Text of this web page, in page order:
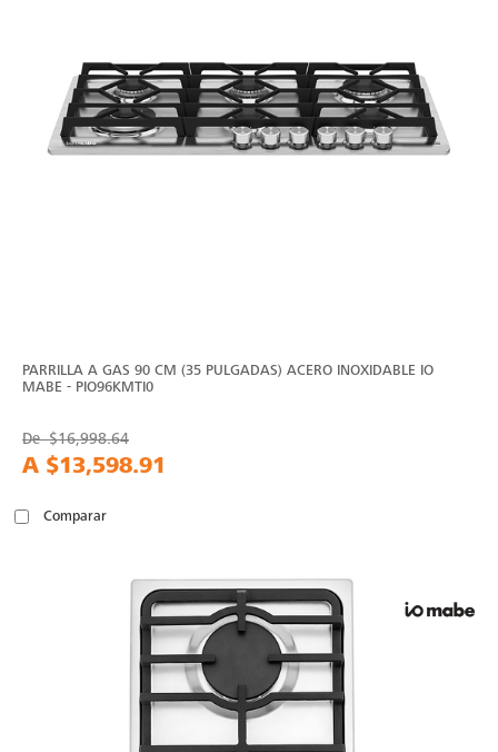
PARRILLA A GAS 90 CM (35 PULGADAS) ACERO INOXIDABLE IO
MABE - PIO96KMTI0
De$16,998.64
A $13,598.91
Comparar